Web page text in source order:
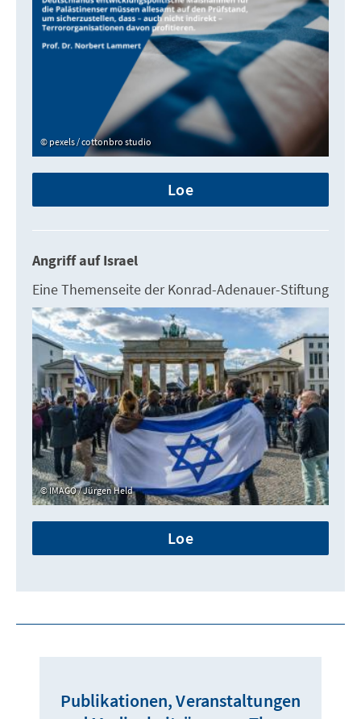
pexels / cottonbro studio
Loe
Angriff auf Israel
Eine Themenseite der Konrad-Adenauer-Stiftung
IMAGO / Jürgen Held
Loe
Publikationen, Veranstaltungen